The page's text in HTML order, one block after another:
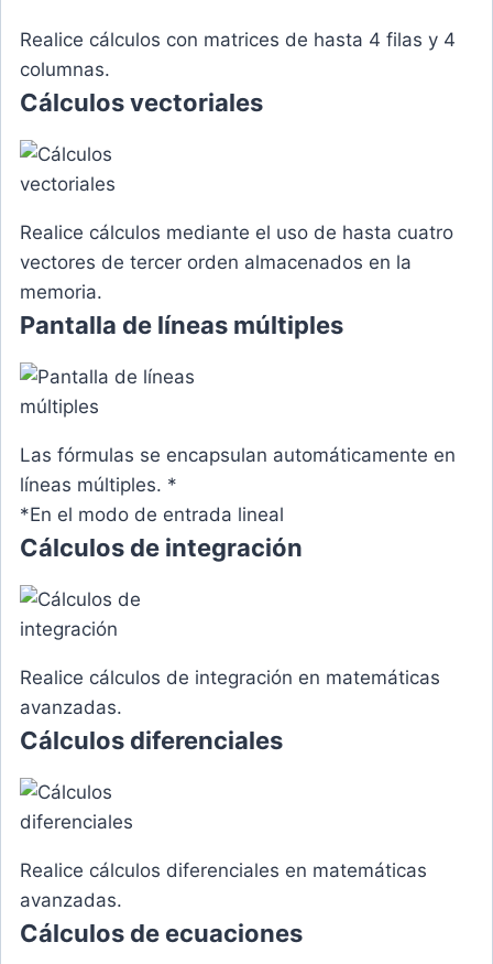
Realice cálculos con matrices de hasta 4 filas y 4
columnas.
Cálculos vectoriales
Realice cálculos mediante el uso de hasta cuatro
vectores de tercer orden almacenados en la
memoria.
Pantalla de líneas múltiples
Las fórmulas se encapsulan automáticamente en
líneas múltiples. *
*En el modo de entrada lineal
Cálculos de integración
Realice cálculos de integración en matemáticas
avanzadas.
Cálculos diferenciales
Realice cálculos diferenciales en matemáticas
avanzadas.
Cálculos de ecuaciones